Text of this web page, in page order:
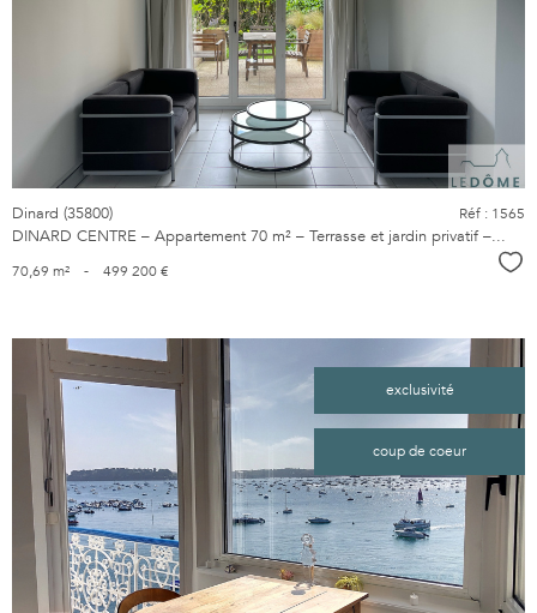
bien
Dinard (35800)
DINARD CENTRE – Appartement 70 m² – Terrasse et jardin privatif –...
Réf : 1565
70,69 m² - 499 200 €
exclusivité
coup de coeur
voir le
bien